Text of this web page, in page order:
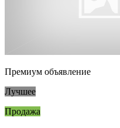
Премиум объявление
Лучшее
Продажа